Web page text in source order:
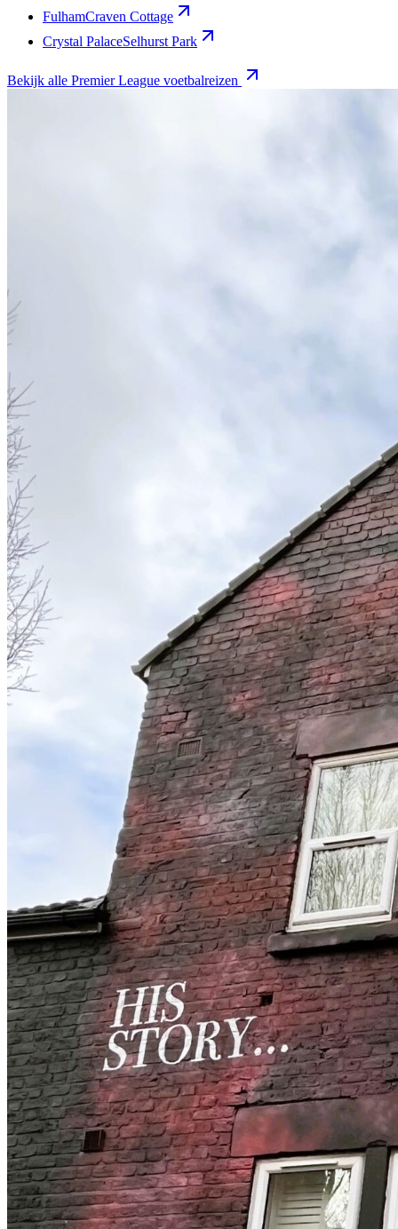
FulhamCraven Cottage
Crystal PalaceSelhurst Park
Bekijk alle Premier League voetbalreizen